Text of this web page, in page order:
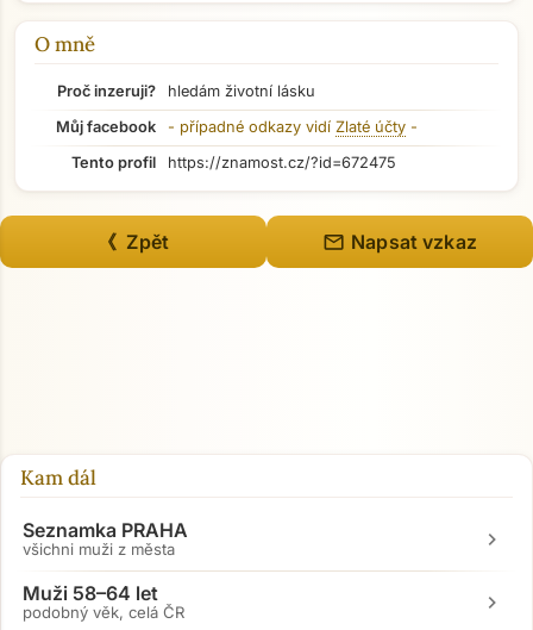
O mně
Proč inzeruji?
hledám životní lásku
Můj facebook
- případné odkazy vidí Zlaté účty -
Tento profil
https://znamost.cz/?id=672475
《 Zpět mail Napsat vzkaz
Kam dál
Seznamka PRAHA
všichni muži z města chevron_right
Muži 58–64 let
podobný věk, celá ČR chevron_right